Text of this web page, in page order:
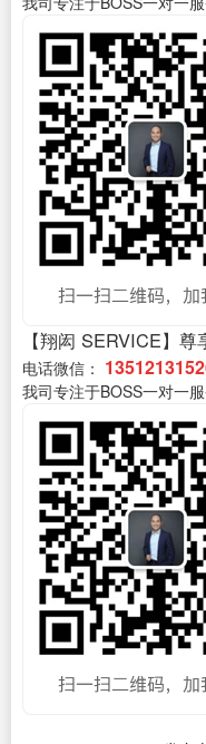
【翔闳 SERVICE】
电话微信：
我司专注于BOSS一对一